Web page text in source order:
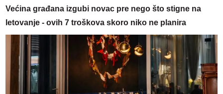
Većina građana izgubi novac pre nego što stigne na
letovanje - ovih 7 troškova skoro niko ne planira